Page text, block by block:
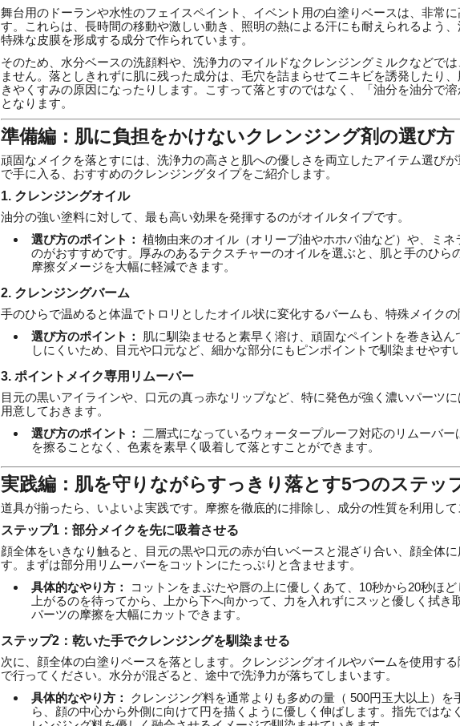
舞台用のドーランや水性のフェイスペイント、イベント用の白塗りベースは、非常
す。これらは、長時間の移動や激しい動き、照明の熱による汗にも耐えられるよう、
特殊な皮膜を形成する成分で作られています。
そのため、水分ベースの洗顔料や、洗浄力のマイルドなクレンジングミルクなどで
ません。落としきれずに肌に残った成分は、毛穴を詰まらせてニキビを誘発したり
きやくすみの原因になったりします。こすって落とすのではなく、「油分を油分で
となります。
準備編：肌に負担をかけないクレンジング剤の選び方
頑固なメイクを落とすには、洗浄力の高さと肌への優しさを両立したアイテム選び
で手に入る、おすすめのクレンジングタイプをご紹介します。
1. クレンジングオイル
油分の強い塗料に対して、最も高い効果を発揮するのがオイルタイプです。
選び方のポイント： 植物由来のオイル（オリーブ油やホホバ油など）や、ミ
のがおすすめです。厚みのあるテクスチャーのオイルを選ぶと、肌と手のひら
摩擦ダメージを大幅に軽減できます。
2. クレンジングバーム
手のひらで温めると体温でトロリとしたオイル状に変化するバームも、特殊メイクの
選び方のポイント：
肌に馴染ませると素早く溶け、頑固なペイントを巻き込
しにくいため、目元や口元など、細かな部分にもピンポイントで馴染ませやす
3. ポイントメイク専用リムーバー
目元の黒いアイラインや、口元の真っ赤なリップなど、特に発色が強く濃いパーツ
用意しておきます。
選び方のポイント：
二層式になっているウォータープルーフ対応のリムーバ
を擦ることなく、色素を素早く吸着して落とすことができます。
実践編：肌を守りながらすっきり落とす5つのステッ
道具が揃ったら、いよいよ実践です。摩擦を徹底的に排除し、成分の性質を利用して
ステップ1：部分メイクを先に吸着させる
顔全体をいきなり触ると、目元の黒や口元の赤が白いベースと混ざり合い、顔全体
す。まずは部分用リムーバーをコットンにたっぷりと含ませます。
具体的なやり方：
コットンをまぶたや唇の上に優しくあて、10秒から20秒ほ
上がるのを待ってから、上から下へ向かって、力を入れずにスッと優しく拭き
パーツの摩擦を大幅にカットできます。
ステップ2：乾いた手でクレンジングを馴染ませる
次に、顔全体の白塗りベースを落とします。クレンジングオイルやバームを使用する
で行ってください。水分が混ざると、途中で洗浄力が落ちてしまいます。
具体的なやり方：
クレンジング料を通常よりも多めの量（ 500円玉大以上）
ら、顔の中心から外側に向けて円を描くように優しく伸ばします。指先ではな